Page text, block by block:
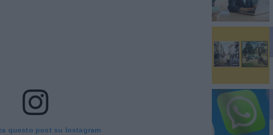
questo post su Instagram